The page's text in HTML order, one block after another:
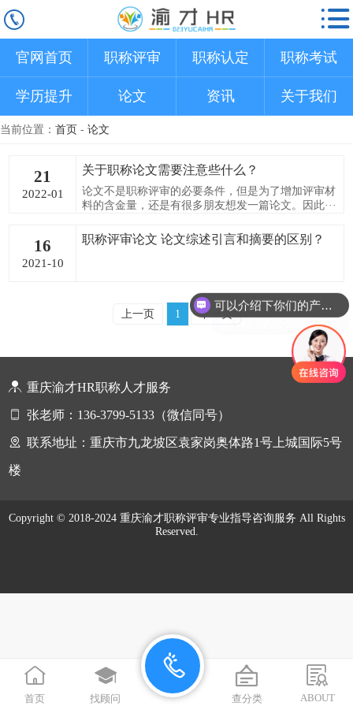
官网首页 职称评审 职称认定 职称考试
学历提升 论文 资讯 关于我们
当前位置： 首页 - 论文
21
2022-01
关于职称论文需要注意些什么？
论文不是职称评审的必要条件，但是为了增加评审材
料的含金量，还是有很多朋友想发一篇论文。因此···
16
2021-10
职称评审论文 论文综述引言和摘要的区别？
上一页 1 下一页
重庆渝才HR职称人才服务
张老师：136-3799-5133（微信同号）
联系地址：重庆市九龙坡区袁家岗奥体路1号上城国际5号
楼
Copyright © 2018-2024 重庆渝才职称评审专业指导咨询服务 All Rights
Reserved.
首页 找顾问 查分类 ABOUT
可以介绍下你们的产品么
你们是怎么收费的呢
在线咨询 拨打电话